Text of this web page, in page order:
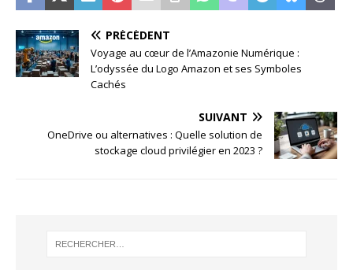
PRÉCÉDENT
Voyage au cœur de l’Amazonie Numérique :
L’odyssée du Logo Amazon et ses Symboles
Cachés
SUIVANT
OneDrive ou alternatives : Quelle solution de
stockage cloud privilégier en 2023 ?